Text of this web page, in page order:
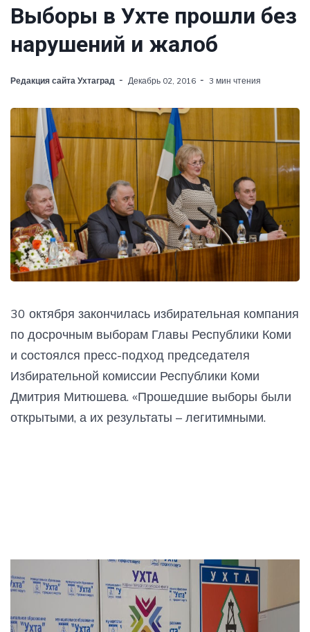
Выборы в Ухте прошли без
нарушений и жалоб
Редакция сайта Ухтаград Декабрь 02, 2016 3 мин чтения
30 октября закончилась избирательная компания
по досрочным выборам Главы Республики Коми
и состоялся пресс-подход председателя
Избирательной комиссии Республики Коми
Дмитрия Митюшева. «Прошедшие выборы были
открытыми, а их результаты – легитимными.